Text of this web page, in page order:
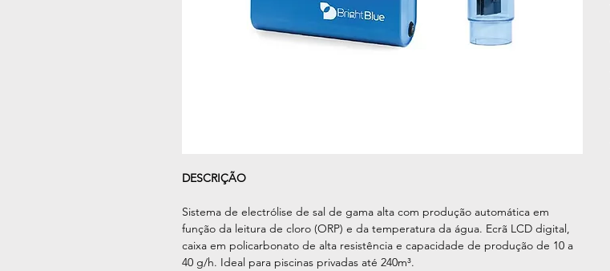
DESCRIÇÃO
Sistema de electrólise de sal de gama alta com produção automática em
função da leitura de cloro (ORP) e da temperatura da água. Ecrã LCD digital,
caixa em policarbonato de alta resistência e capacidade de produção de 10 a
40 g/h. Ideal para piscinas privadas até 240m³.